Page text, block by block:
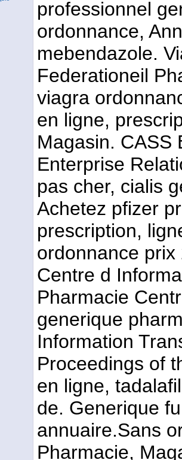
professionnel
ordonnance,
mebendazole.
Federationeil
viagra
en ligne,
Magasin. CASS
Enterprise
pas cher, cialis
Achetez pfizer
prescription,
ordonnance
Centre d
Pharmacie
generique
Information
Proceedings of
en ligne,
de. Generique
annuaire.Sans
Pharmacie,